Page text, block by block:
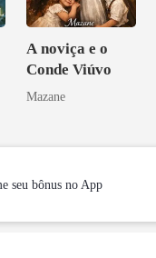
A noviça e o
Conde Viúvo
Mazane
seu bônus no App